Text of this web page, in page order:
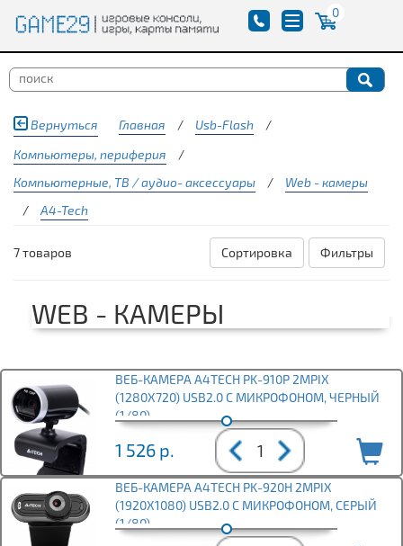
0
Вернуться Главная / Usb-Flash
/
Компьютеры, периферия
/
Компьютерные, ТВ / аудио- аксессуары
/
Web - камеры
/
A4-Tech
7 товаров Фильтры
Сортировка
WEB - КАМЕРЫ
ВЕБ-КАМЕРА A4TECH PK-910P 2MPIX
(1280X720) USB2.0 С МИКРОФОНОМ, ЧЕРНЫЙ
(1/80)
1 526 р.
ВЕБ-КАМЕРА A4TECH PK-920H 2MPIX
(1920X1080) USB2.0 С МИКРОФОНОМ, СЕРЫЙ
(1/80)